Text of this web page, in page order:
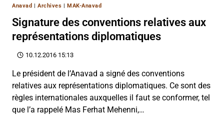
Anavad | Archives |MAK-Anavad
Signature des conventions relatives aux
représentations diplomatiques
10.12.2016 15:13
Le président de l’Anavad a signé des conventions
relatives aux représentations diplomatiques. Ce sont des
règles internationales auxquelles il faut se conformer, tel
que l’a rappelé Mas Ferhat Mehenni,…